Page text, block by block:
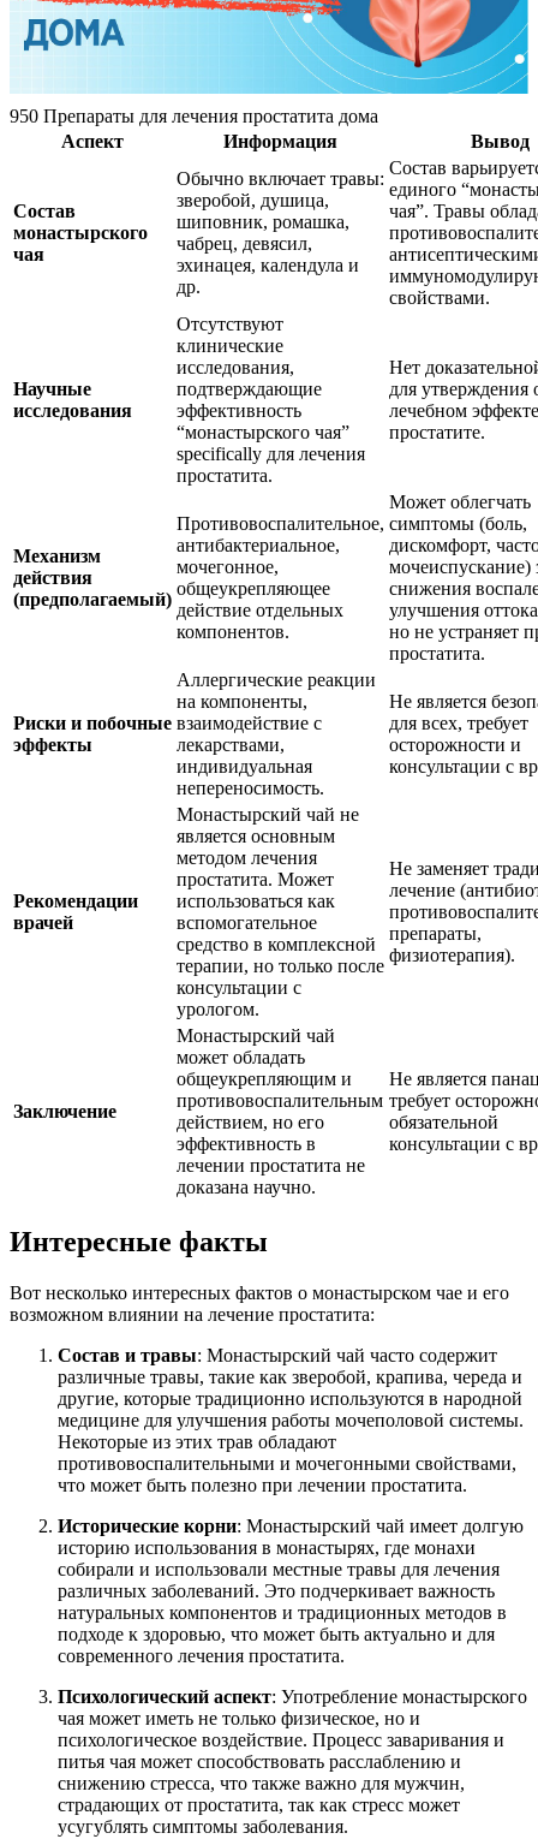
950 Препараты для лечения простатита дома
Аспект
Информация Вывод
Состав
монастырского
чая
Обычно включает травы:
зверобой, душица,
шиповник, ромашка,
чабрец, девясил,
эхинацея, календула и
др.
Состав
единого
чая”. Травы
свойствами.
Научные
исследования
Отсутствуют
клинические
исследования,
подтверждающие
эффективность
“монастырского чая”
specifically для лечения
простатита.
Нет
для утверждения
лечебном
простатите.
Механизм
действия
(предполагаемый)
Противовоспалительное,
антибактериальное,
мочегонное,
общеукрепляющее
действие отдельных
компонентов.
Может облегчать
симптомы (боль,
дискомфорт,
мочеиспускание)
снижения
улучшения
но не устраняет
простатита.
Риски и побочные
эффекты
Аллергические реакции
на компоненты,
взаимодействие с
лекарствами,
индивидуальная
непереносимость.
Не является
для всех, требует
осторожности и
консультации с
Рекомендации
врачей
Монастырский чай не
является основным
методом лечения
простатита. Может
использоваться как
вспомогательное
средство в комплексной
терапии, но только после
консультации с
урологом.
Не заменяет
лечение
препараты,
физиотерапия).
Заключение
Монастырский чай
может обладать
общеукрепляющим и
противовоспалительным
действием, но его
эффективность в
лечении простатита не
доказана научно.
Не является
требует
обязательной
консультации с
Интересные факты
Вот несколько интересных фактов о монастырском чае и его
возможном влиянии на лечение простатита:
Состав и травы: Монастырский чай часто содержит
различные травы, такие как зверобой, крапива, череда и
другие, которые традиционно используются в народной
медицине для улучшения работы мочеполовой системы.
Некоторые из этих трав обладают
противовоспалительными и мочегонными свойствами,
что может быть полезно при лечении простатита.
Исторические корни: Монастырский чай имеет долгую
историю использования в монастырях, где монахи
собирали и использовали местные травы для лечения
различных заболеваний. Это подчеркивает важность
натуральных компонентов и традиционных методов в
подходе к здоровью, что может быть актуально и для
современного лечения простатита.
Психологический аспект: Употребление монастырского
чая может иметь не только физическое, но и
психологическое воздействие. Процесс заваривания и
питья чая может способствовать расслаблению и
снижению стресса, что также важно для мужчин,
страдающих от простатита, так как стресс может
усугублять симптомы заболевания.